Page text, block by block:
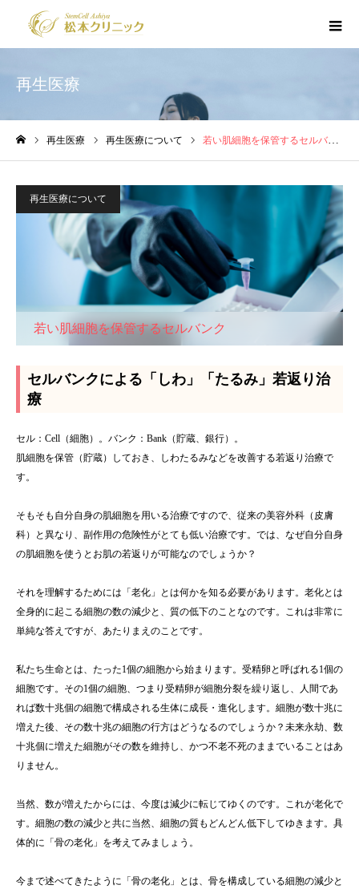
再生医療
再生医療 再生医療について 若い肌細胞を保管するセルバンク
再生医療について
若い肌細胞を保管するセルバンク
セルバンクによる「しわ」「たるみ」若返り治
療
セル：Cell（細胞）。バンク：Bank（貯蔵、銀行）。
肌細胞を保管（貯蔵）しておき、しわたるみなどを改善する若返り治療で
す。
そもそも自分自身の肌細胞を用いる治療ですので、従来の美容外科（皮膚
科）と異なり、副作用の危険性がとても低い治療です。では、なぜ自分自身
の肌細胞を使うとお肌の若返りが可能なのでしょうか？
それを理解するためには「老化」とは何かを知る必要があります。老化とは
全身的に起こる細胞の数の減少と、質の低下のことなのです。これは非常に
単純な答えですが、あたりまえのことです。
私たち生命とは、たった1個の細胞から始まります。受精卵と呼ばれる1個の
細胞です。その1個の細胞、つまり受精卵が細胞分裂を繰り返し、人間であ
れば数十兆個の細胞で構成される生体に成長・進化します。細胞が数十兆に
増えた後、その数十兆の細胞の行方はどうなるのでしょうか？未来永劫、数
十兆個に増えた細胞がその数を維持し、かつ不老不死のままでいることはあ
りません。
当然、数が増えたからには、今度は減少に転じてゆくのです。これが老化で
す。細胞の数の減少と共に当然、細胞の質もどんどん低下してゆきます。具
体的に「骨の老化」を考えてみましょう。
今まで述べてきたように「骨の老化」とは、骨を構成している細胞の減少と